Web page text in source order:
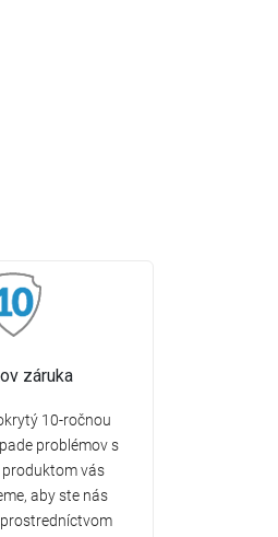
záruka
10-ročnou
problémov s
vás
aby ste nás